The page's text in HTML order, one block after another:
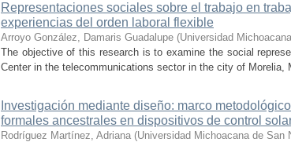
Representaciones sociales sobre el trabajo en
experiencias del orden laboral flexible
Arroyo González, Damaris Guadalupe (Universidad
The objective of this research is to examine the social
Center in the telecommunications sector in the city of
Investigación mediante diseño: marco
formales ancestrales en dispositivos de control
Rodríguez Martínez, Adriana (Universidad Michoacana de San